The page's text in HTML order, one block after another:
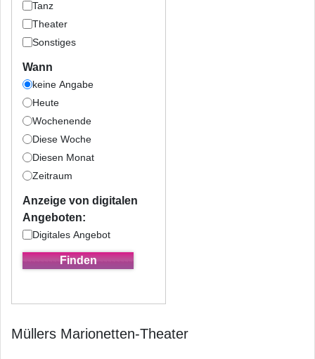
Tanz
Theater
Sonstiges
Wann
keine Angabe
Heute
Wochenende
Diese Woche
Diesen Monat
Zeitraum
Anzeige von digitalen
Angeboten:
Digitales Angebot
Müllers Marionetten-Theater